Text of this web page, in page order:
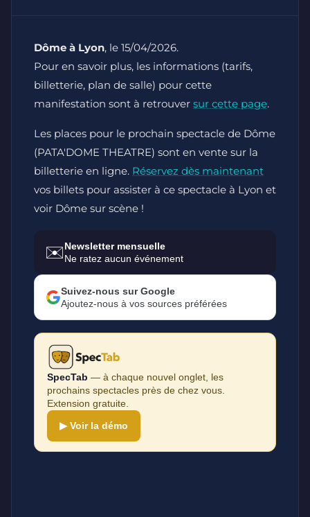
Dôme à Lyon, le 15/04/2026.
Pour en savoir plus, les informations (tarifs,
billetterie, plan de salle) pour cette
manifestation sont à retrouver sur cette page.
Les places pour le prochain spectacle de Dôme
(PATA'DOME THEATRE) sont en vente sur la
billetterie en ligne. Réservez dès maintenant
vos billets pour assister à ce spectacle à Lyon et
voir Dôme sur scène !
✉️Newsletter mensuelle
Ne ratez aucun événement
Suivez-nous sur Google
Ajoutez-nous à vos sources préférées
SpecTab — à chaque nouvel onglet, les
prochains spectacles près de chez vous.
Extension gratuite.
▶ Voir la démo